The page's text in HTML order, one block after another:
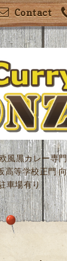
Contact
風黒カレー専
高等学校正門
車場有り